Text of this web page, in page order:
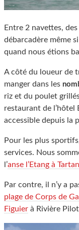
Entre 2 navettes,
débarcadère même
quand nous étions
A côté du loueur de
manger dans les
riz et du poulet
restaurant de l’hôtel
accessible depuis la
Pour les plus
services. Nous
l’anse l’Etang à
Par contre, il n’y a
plage de Corps de
Figuier à Rivière